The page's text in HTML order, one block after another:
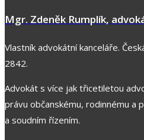
Mgr. Zdeněk Rumplík,
Vlastník advokátní kanceláře.
2842.
Advokát s více jak třicetiletou
právu občanskému, rodinnému a
a soudním řízením.